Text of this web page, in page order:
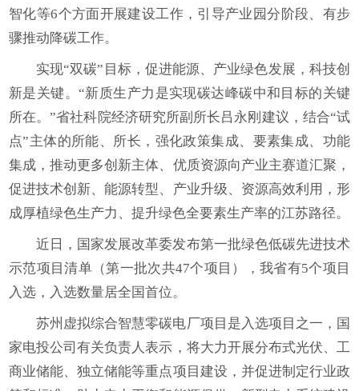
智化等6个方面开展建设工作，引导产业园分阶段、有步
骤推动降碳工作。
实现“双碳”目标，促进能源、产业绿色发展，科技创
新是关键。“新质生产力是实现碳达峰碳中和目标的关键
所在。”省社科院经济研究所副所长吕永刚建议，结合“试
点”主体的所能、所长，强化政策集成、要素集成、功能
集成，推动更多创新主体、优质资源向产业主赛道汇聚，
促进技术创新、能源转型、产业升级、资源高效利用，形
成厚植绿色生产力、提升绿色全要素生产率的江苏路径。
近日，国家发展改革委发布第一批绿色低碳先进技术
示范项目清单（第一批次共47个项目），我省有5个项目
入选，入选数量居全国首位。
苏州虚拟综合智慧零碳电厂项目是入选项目之一，国
家电投公司有关负责人表示，将大力开展分布式光伏、工
商业储能、独立储能等重点项目建设，并促进制定行业政